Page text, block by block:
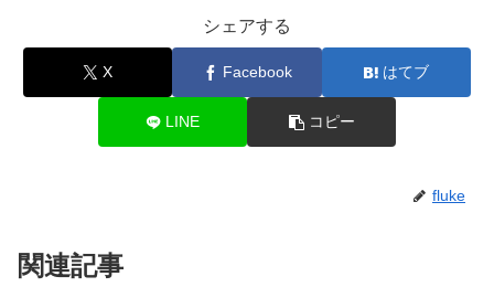
シェアする
X Facebook はてブ
LINE コピー
fluke
関連記事